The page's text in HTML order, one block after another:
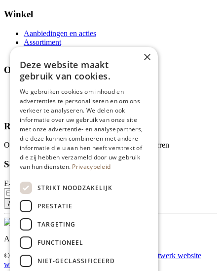
Winkel
Aanbiedingen en acties
Assortiment
Over ons
Wie zijn wij?
Recepten
Tips
Recensies
Onze klanten waarderen ons met 4.9 van de 5 sterren
Schrijf je in voor onze nieuwsbrief
E-mailadres
Al onze prijzen zijn incl. BTW
© Copyright 2026 Limburgs Bakwinkeltje |
Maatwerk website
webmix
×
Deze website maakt
gebruik van cookies.
We gebruiken cookies om inhoud en
advertenties te personaliseren en om ons
verkeer te analyseren. We delen ook
informatie over uw gebruik van onze site
met onze advertentie- en analysepartners,
die deze kunnen combineren met andere
informatie die u aan hen heeft verstrekt of
die zij hebben verzameld door uw gebruik
van hun diensten. Privacybeleid
STRIKT NOODZAKELIJK
PRESTATIE
TARGETING
FUNCTIONEEL
NIET-GECLASSIFICEERD